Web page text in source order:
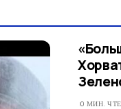
0 МИН.